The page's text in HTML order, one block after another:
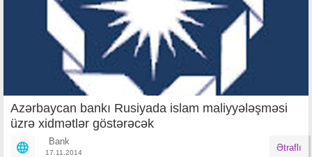
Azərbaycan bankı Rusiyada islam maliyyələşməsi
üzrə xidmətlər göstərəcək
Bank
17.11.2014 Ətraflı